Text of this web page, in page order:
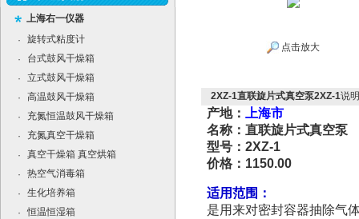
上海右一仪器
·
旋转式粘度计
·
台式鼓风干燥箱
·
立式鼓风干燥箱
·
高温鼓风干燥箱
·
充氮恒温鼓风干燥箱
·
充氮真空干燥箱
·
真空干燥箱 真空烘箱
·
热空气消毒箱
·
生化培养箱
·
恒温恒湿箱
点击放大
2XZ-1直联旋片式真空泵2XZ-1说
产地：
上海市
名称：直联旋片式真空泵
型号：2XZ-1
价格：1150.00
适用范围：
是用来对密封容器抽除气